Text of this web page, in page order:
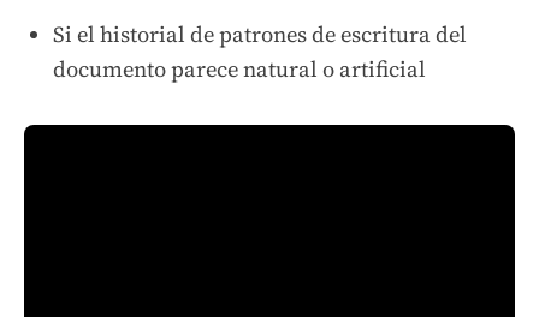
Si el historial de patrones de escritura del
documento parece natural o artificial